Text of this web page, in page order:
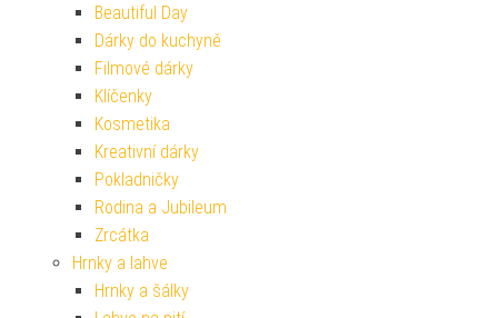
Beautiful Day
Dárky do kuchyně
Filmové dárky
Klíčenky
Kosmetika
Kreativní dárky
Pokladničky
Rodina a Jubileum
Zrcátka
Hrnky a lahve
Hrnky a šálky